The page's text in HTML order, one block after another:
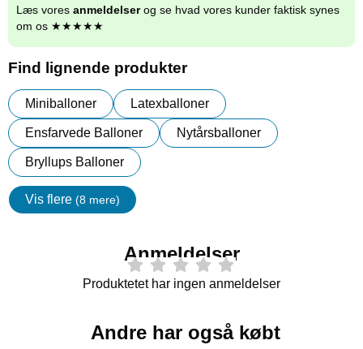
Læs vores anmeldelserog se hvad vores kunder faktisk synes
om os ★★★★★
Find lignende produkter
Miniballoner Latexballoner
Ensfarvede Balloner Nytårsballoner
Bryllups Balloner
Vis flere (8 mere)
Egenskaper
Anmeldelser
Produktetet har ingen anmeldelser
Andre har også købt